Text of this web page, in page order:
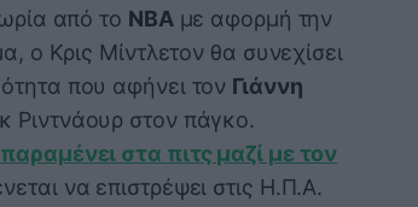
από το NBAμε αφορμή την
ο Κρις Μίντλετον θα συνεχίσει
που αφήνει τον Γιάννη
Ριντνάουρ στον πάγκο.
παραμένει στα πιτς μαζί με τον
να επιστρέψει στις Η.Π.Α.